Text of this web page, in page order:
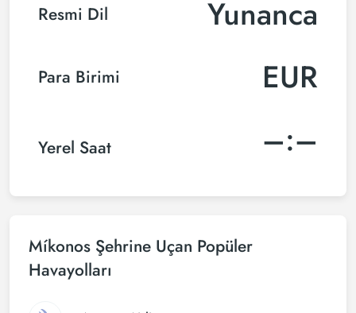
Resmi Dil Yunanca
Para Birimi EUR
Yerel Saat –:–
Míkonos Şehrine Uçan Popüler
Havayolları